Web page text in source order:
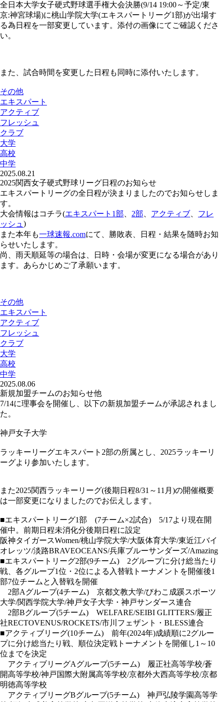
全日本大学女子硬式野球選手権大会決勝(9/14 19:00～予定/東
京:神宮球場)に桃山学院大学(エキスパートリーグ1部)が出場す
る為日程を一部変更しています。添付の画像にてご確認くださ
い。
また、試合時間を変更した日程も同時に添付いたします。
その他
エキスパート
アクティブ
フレッシュ
クラブ
大学
高校
中学
2025.08.21
2025関西女子硬式野球リーグ日程のお知らせ
エキスパートリーグの全日程が決まりましたのでお知らせしま
す。
大会情報はコチラ(エキスパート1部 2部 アクティブ
フレ
ッシュ )
また本年も一球速報.comにて、勝敗表、日程・結果を随時お知
らせいたします。
尚、雨天順延等の場合は、日時・会場が変更になる場合があり
ます。あらかじめご了承願います。
その他
エキスパート
アクティブ
フレッシュ
クラブ
大学
高校
中学
2025.08.06
新規加盟チームのお知らせ他
7/14に理事会を開催し、以下の新規加盟チームが承認されまし
た。
神戸女子大学
ラッキーリーグエキスパート2部の所属とし、2025ラッキーリ
ーグより参加いたします。
また2025関西ラッキーリーグ(後期日程8/31～11月)の開催概要
は一部変更になりましたのでお伝えします。
■エキスパートリーグ1部 (7チーム×2試合) 5/17より現在開
催中。前期日程未消化分後期日程に設定
阪神タイガースWomen/桃山学院大学/大阪体育大学/東近江バイ
オレッツ/淡路BRAVEOCEANS/兵庫ブルーサンダーズ/Amazing
■エキスパートリーグ2部(9チーム) 2グループに分け総当たり
戦、各グループ1位・2位による入替戦トーナメントを開催後1
部7位チームと入替戦を開催
2部Aグループ(4チーム) 京都文教大学/びわこ成蹊スポーツ
大学/関西学院大学/神戸女子大学・神戸サンダース連合
2部Bグループ(5チーム) WELFARE/SEIBI GLITTERS/履正
社RECTOVENUS/ROCKETS/市川フェザント・BLESS連合
■アクティブリーグ(10チーム) 前年(2024年)成績順に2グルー
プに分け総当たり戦、順位決定戦トーナメントを開催し1～10
位までを決定
アクティブリーグAグループ(5チーム) 履正社高等学校/蒼
開高等学校/神戸国際大附属高等学校/京都外大西高等学校/京都
明徳高等学校
アクティブリーグBグループ(5チーム) 神戸弘陵学園高等学